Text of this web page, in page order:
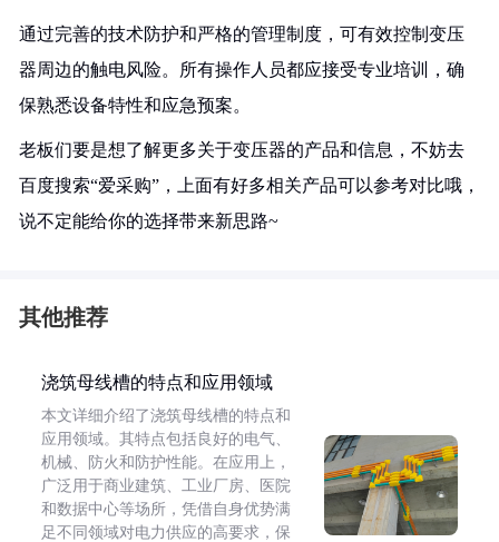
通过完善的技术防护和严格的管理制度，可有效控制变压
器周边的触电风险。所有操作人员都应接受专业培训，确
保熟悉设备特性和应急预案。
老板们要是想了解更多关于变压器的产品和信息，不妨去
百度搜索“爱采购”，上面有好多相关产品可以参考对比哦，
说不定能给你的选择带来新思路~
其他推荐
浇筑母线槽的特点和应用领域
本文详细介绍了浇筑母线槽的特点和
应用领域。其特点包括良好的电气、
机械、防火和防护性能。在应用上，
广泛用于商业建筑、工业厂房、医院
和数据中心等场所，凭借自身优势满
足不同领域对电力供应的高要求，保